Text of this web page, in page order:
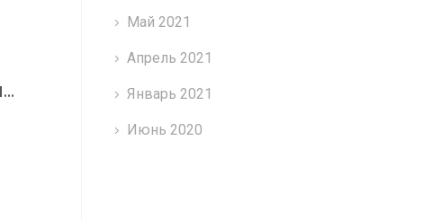
Май 2021
Апрель 2021
Январь 2021
Июнь 2020